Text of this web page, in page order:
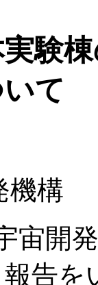
実験
て
機構
宙開
報告を